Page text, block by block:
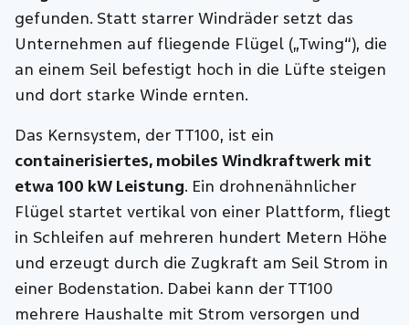
gefunden. Statt starrer Windräder setzt das
Unternehmen auf fliegende Flügel („Twing“), die
an einem Seil befestigt hoch in die Lüfte steigen
und dort starke Winde ernten.
Das Kernsystem, der TT100, ist ein
containerisiertes, mobiles Windkraftwerk mit
etwa 100 kW Leistung. Ein drohnenähnlicher
Flügel startet vertikal von einer Plattform, fliegt
in Schleifen auf mehreren hundert Metern Höhe
und erzeugt durch die Zugkraft am Seil Strom in
einer Bodenstation. Dabei kann der TT100
mehrere Haushalte mit Strom versorgen und